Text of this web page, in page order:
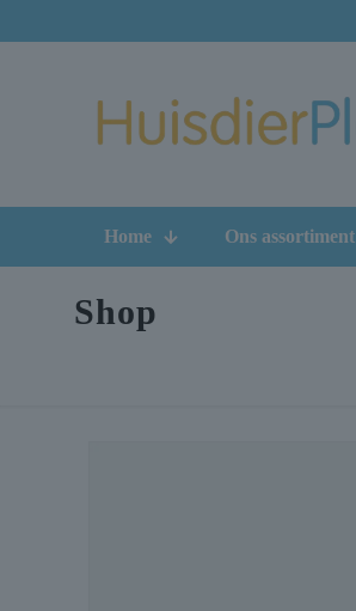
Home Ons assortiment
Shop